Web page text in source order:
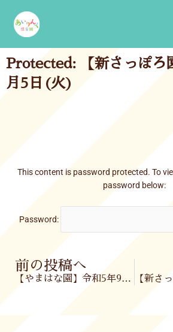
content
Protected: 【新さっぽろ
月5日(火)
This content is password protected. To
password below:
Password:
Prev
前の投稿へ
【やまはな園】令和5年9月5日(火)